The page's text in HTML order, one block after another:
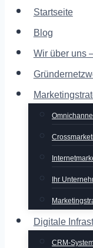
Startseite
Blog
Wir über uns
Ihr
Digitale
CRM-